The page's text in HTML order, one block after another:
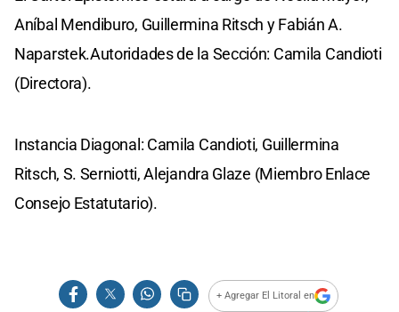
Aníbal Mendiburo, Guillermina Ritsch y Fabián A.
Naparstek.Autoridades de la Sección: Camila Candioti
(Directora).
Instancia Diagonal: Camila Candioti, Guillermina
Ritsch, S. Serniotti, Alejandra Glaze (Miembro Enlace
Consejo Estatutario).
+ Agregar El Litoral en